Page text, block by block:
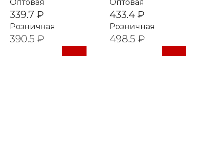
Оптовая
339.7 ₽
Розничная
390.5 ₽
Оптовая
433.4 ₽
Розничная
498.5 ₽